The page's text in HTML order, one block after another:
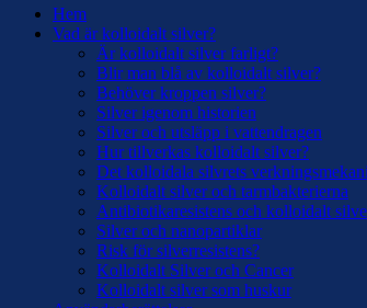
Hem
Vad är kolloidalt silver?
Är kolloidalt silver farligt?
Blir man blå av kolloidalt silver?
Behöver kroppen silver?
Silver igenom historien
Silver och utsläpp i vattendragen
Hur tillverkas kolloidalt silver?
Det kolloidala silvrets
Kolloidalt silver och tarmbakterierna
Antibiotikaresistens och kolloidalt
Silver och nanopartiklar
Risk för silverresistens?
Kolloidalt Silver och Cancer
Kolloidalt silver som huskur